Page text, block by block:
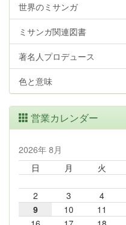
世界のミサンガ
ミサンガ関連図書
著名人プロデュース
色と意味
営業カレンダー
2026年 8月
日
月 火
2
3 4
9
10 11